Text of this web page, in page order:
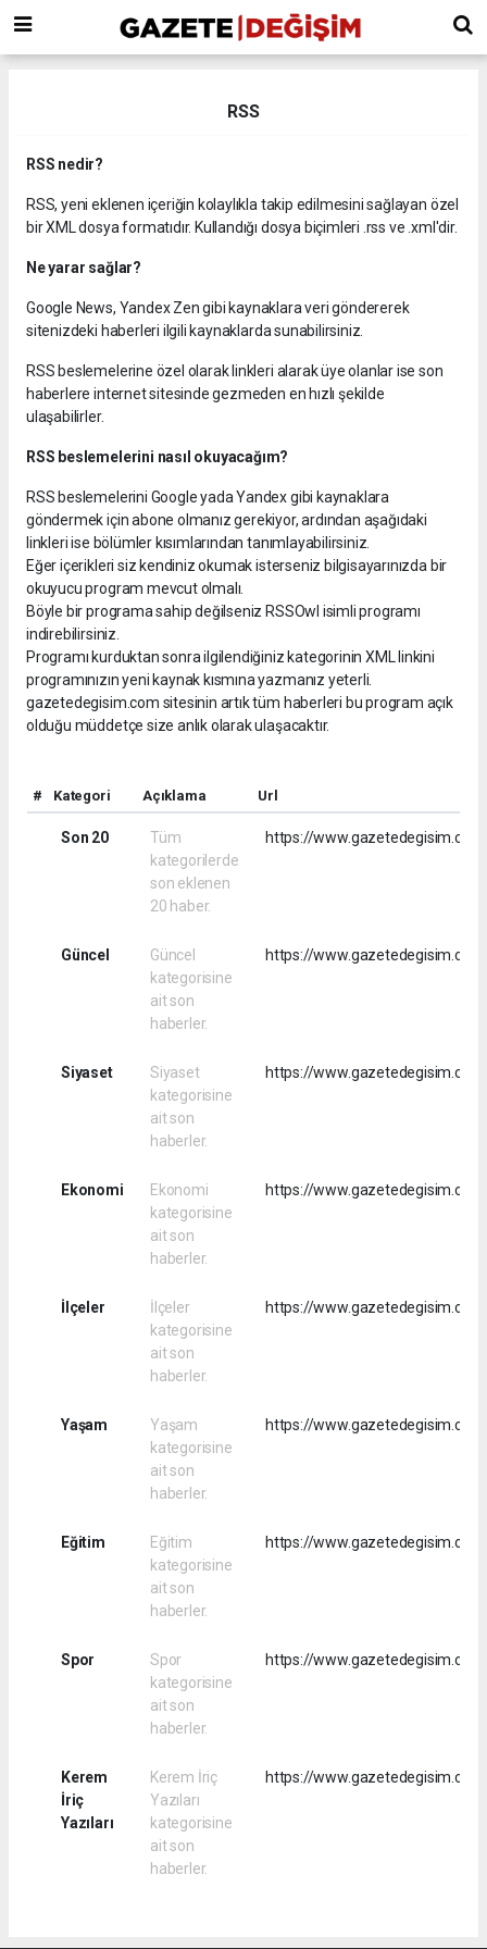
RSS
RSS nedir?
RSS, yeni eklenen içeriğin kolaylıkla takip edilmesini sağlayan özel
bir XML dosya formatıdır. Kullandığı dosya biçimleri .rss ve .xml'dir.
Ne yarar sağlar?
Google News, Yandex Zen gibi kaynaklara veri göndererek
sitenizdeki haberleri ilgili kaynaklarda sunabilirsiniz.
RSS beslemelerine özel olarak linkleri alarak üye olanlar ise son
haberlere internet sitesinde gezmeden en hızlı şekilde
ulaşabilirler.
RSS beslemelerini nasıl okuyacağım?
RSS beslemelerini Google yada Yandex gibi kaynaklara
göndermek için abone olmanız gerekiyor, ardından aşağıdaki
linkleri ise bölümler kısımlarından tanımlayabilirsiniz.
Eğer içerikleri siz kendiniz okumak isterseniz bilgisayarınızda bir
okuyucu program mevcut olmalı.
Böyle bir programa sahip değilseniz RSSOwl isimli programı
indirebilirsiniz.
Programı kurduktan sonra ilgilendiğiniz kategorinin XML linkini
programınızın yeni kaynak kısmına yazmanız yeterli.
gazetedegisim.com sitesinin artık tüm haberleri bu program açık
olduğu müddetçe size anlık olarak ulaşacaktır.
# Kategori Açıklama Url
Son 20
Tüm
kategorilerde
son eklenen
20 haber.
https://
Güncel
Güncel
kategorisine
ait son
haberler.
https://
Siyaset
Siyaset
kategorisine
ait son
haberler.
https://
Ekonomi
Ekonomi
kategorisine
ait son
haberler.
https://
İlçeler
İlçeler
kategorisine
ait son
haberler.
https://
Yaşam
Yaşam
kategorisine
ait son
haberler.
https://
Eğitim
Eğitim
kategorisine
ait son
haberler.
https://
Spor
Spor
kategorisine
ait son
haberler.
https://
Kerem
İriç
Yazıları
Kerem İriç
Yazıları
kategorisine
ait son
haberler.
https://